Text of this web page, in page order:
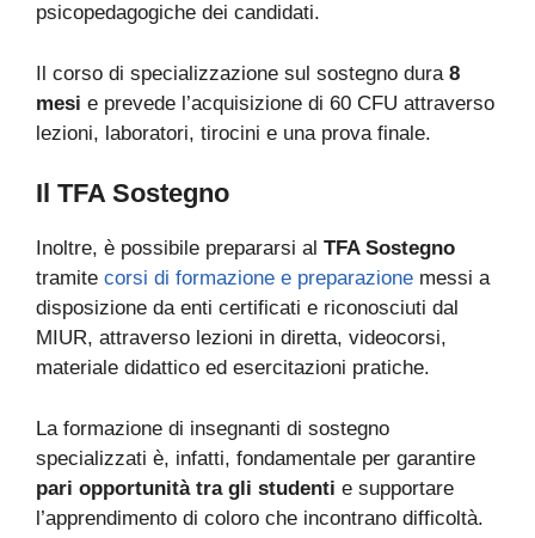
psicopedagogiche dei candidati.
Il corso di specializzazione sul sostegno dura 8
mesi e prevede l’acquisizione di 60 CFU attraverso
lezioni, laboratori, tirocini e una prova finale.
Il TFA Sostegno
Inoltre, è possibile prepararsi al TFA Sostegno
tramite corsi di formazione e preparazione messi a
disposizione da enti certificati e riconosciuti dal
MIUR, attraverso lezioni in diretta, videocorsi,
materiale didattico ed esercitazioni pratiche.
La formazione di insegnanti di sostegno
specializzati è, infatti, fondamentale per garantire
pari opportunità tra gli studenti e supportare
l’apprendimento di coloro che incontrano difficoltà.